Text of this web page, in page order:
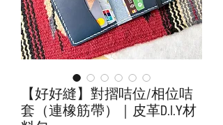
【好好縫】對摺咭位/相位咭
套（連橡筋帶）｜皮革D.I.Y材